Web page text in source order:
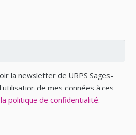
la newsletter de URPS Sages-
de mes données à ces
politique de confidentialité.